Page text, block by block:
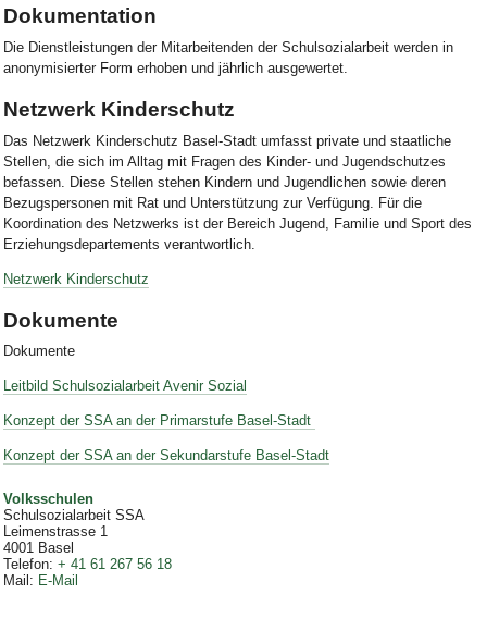
Dokumentation
Die Dienstleistungen der Mitarbeitenden der Schulsozialarbeit werden in
anonymisierter Form erhoben und jährlich ausgewertet.
Netzwerk Kinderschutz
Das Netzwerk Kinderschutz Basel-Stadt umfasst private und staatliche
Stellen, die sich im Alltag mit Fragen des Kinder- und Jugendschutzes
befassen. Diese Stellen stehen Kindern und Jugendlichen sowie deren
Bezugspersonen mit Rat und Unterstützung zur Verfügung. Für die
Koordination des Netzwerks ist der Bereich Jugend, Familie und Sport des
Erziehungsdepartements verantwortlich.
Netzwerk Kinderschutz
Dokumente
Dokumente
Leitbild Schulsozialarbeit Avenir Sozial
Konzept der SSA an der Primarstufe Basel-Stadt
Konzept der SSA an der Sekundarstufe Basel-Stadt
Volksschulen
Schulsozialarbeit SSA
Leimenstrasse 1
4001 Basel
Telefon: + 41 61 267 56 18
Mail: E-Mail